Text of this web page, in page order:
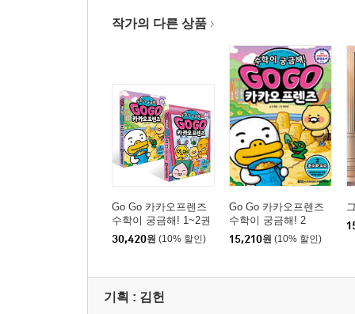
작가의 다른 상품
Go Go 카카오프렌즈
수학이 궁금해! 1~2권
세트
30,420원 (10% 할인)
Go Go 카카오프렌즈
수학이 궁금해! 2
15,210원 (10% 할인)
기획 : 김헌